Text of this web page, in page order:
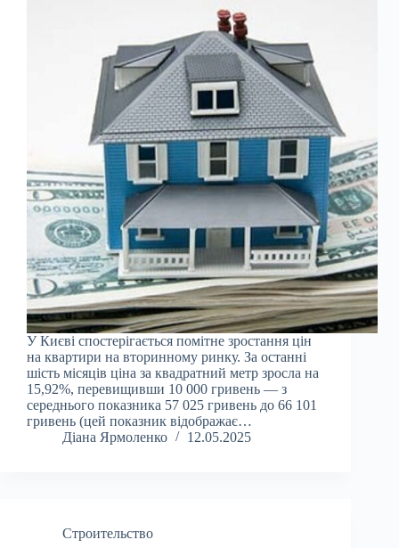
У Києві спостерігається помітне зростання цін
на квартири на вторинному ринку. За останні
шість місяців ціна за квадратний метр зросла на
15,92%, перевищивши 10 000 гривень — з
середнього показника 57 025 гривень до 66 101
гривень (цей показник відображає…
Діана Ярмоленко
12.05.2025
Строительство